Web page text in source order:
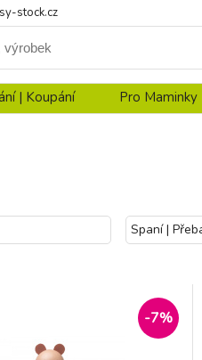
stock.cz
| Koupání Pro Maminky
Spaní |
-7%